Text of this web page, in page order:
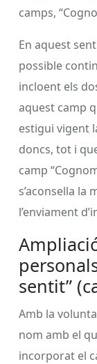
camps,
En aquest
possible
incloent els
aquest camp
estigui vigent
doncs, tot i
camp
s’aconsella la
l’enviament
sentit”
Amb la
nom amb el
incorporat el